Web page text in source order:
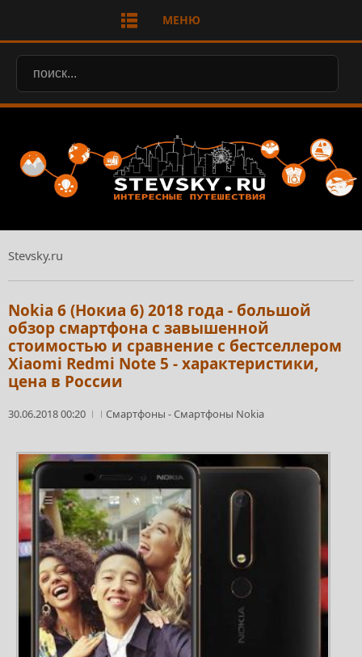
МЕНЮ
Stevsky.ru
Nokia 6 (Нокиа 6) 2018 года - большой
обзор смартфона с завышенной
стоимостью и сравнение с бестселлером
Xiaomi Redmi Note 5 - характеристики,
цена в России
30.06.2018 00:20 Смартфоны -Смартфоны Nokia